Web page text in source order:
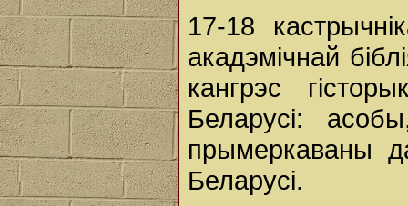
17-18
акадэмічнай
кангрэс
Беларусі:
прымеркаваны
Беларусі.